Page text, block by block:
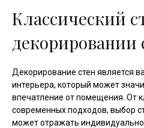
Классический
декорировании
Декорирование стен является
интерьера, который может
впечатление от помещения. От
современных подходов, выбор
может отражать